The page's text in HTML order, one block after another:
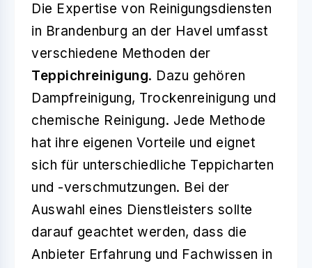
Die Expertise von Reinigungsdiensten
in Brandenburg an der Havel umfasst
verschiedene Methoden der
Teppichreinigung. Dazu gehören
Dampfreinigung, Trockenreinigung und
chemische Reinigung. Jede Methode
hat ihre eigenen Vorteile und eignet
sich für unterschiedliche Teppicharten
und -verschmutzungen. Bei der
Auswahl eines Dienstleisters sollte
darauf geachtet werden, dass die
Anbieter Erfahrung und Fachwissen in